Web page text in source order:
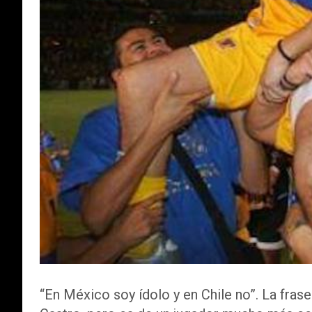
“En México soy ídolo y en Chile no”. La